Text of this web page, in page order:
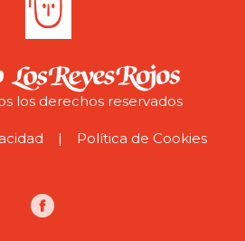
los derechos reservados
| Política de Cookies